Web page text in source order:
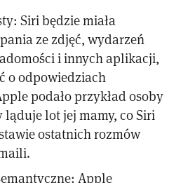
Siri będzie miała
ze zdjęć, wydarzeń
i innych aplikacji,
o odpowiedziach
podało przykład osoby
lot jej mamy, co Siri
ostatnich rozmów
Apple